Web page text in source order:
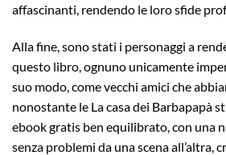
affascinanti, rendendo le loro sfide
Alla fine, sono stati i personaggi a
questo libro, ognuno unicamente
suo modo, come vecchi amici che
nonostante le La casa dei Barbapapà
ebook gratis ben equilibrato, con una
senza problemi da una scena all’altra,